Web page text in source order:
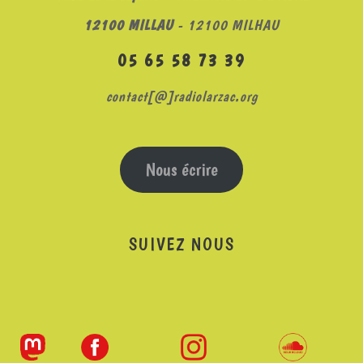
12100 MILLAU- 12100 MILHAU
05 65 58 73 39
contact[@]radiolarzac.org
Nous écrire
SUIVEZ NOUS